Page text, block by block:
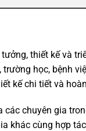
thiết kế và
học, bệnh
kế chi tiết và
chuyên gia
khác cùng hợp